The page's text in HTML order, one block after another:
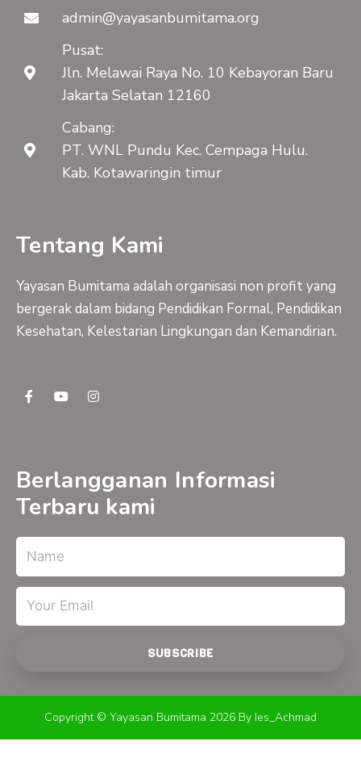
admin@yayasanbumitama.org
Pusat:
Jln. Melawai Raya No. 10 Kebayoran Baru
Jakarta Selatan 12160
Cabang:
PT. WNL Pundu Kec. Cempaga Hulu.
Kab. Kotawaringin timur
Tentang Kami
Yayasan Bumitama adalah organisasi non profit yang
bergerak dalam bidang Pendidikan Formal, Pendidikan
Kesehatan, Kelestarian Lingkungan dan Kemandirian.
F
a
k
-
f
Y
o
I
n
a
m
Berlangganan Informasi
Terbaru kami
Name
Email
SUBSCRIBE
Copyright © Yayasan Bumitama 2026 By Ies_Achmad